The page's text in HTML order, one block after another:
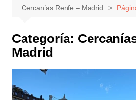
Cercanías Renfe – Madrid
Categoría:
Madrid